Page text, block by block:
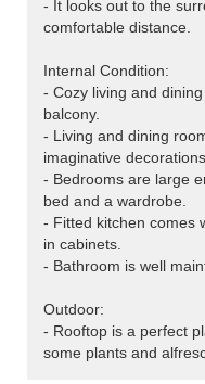
- It looks out to the
comfortable distance.
Internal Condition:
- Cozy living and
balcony.
- Living and dining
imaginative
- Bedrooms are large
bed and a wardrobe.
- Fitted kitchen comes
in cabinets.
- Bathroom is well
Outdoor:
- Rooftop is a perfect
some plants and